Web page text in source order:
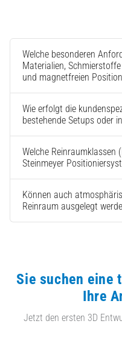
Welche besonderen
Materialien,
und magnetfreien
Wie erfolgt die
bestehende Setups oder
Welche Reinraumklassen
Steinmeyer
Können auch
Reinraum ausgelegt
Sie suchen eine
Ihre
Jetzt den ersten 3D